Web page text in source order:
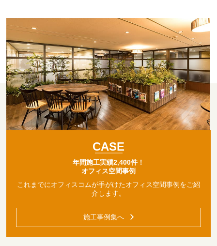
CASE
年間施工実績2,400件！
オフィス空間事例
これまでにオフィスコムが手がけたオフィス空間事例をご紹
介します。
施工事例集へ